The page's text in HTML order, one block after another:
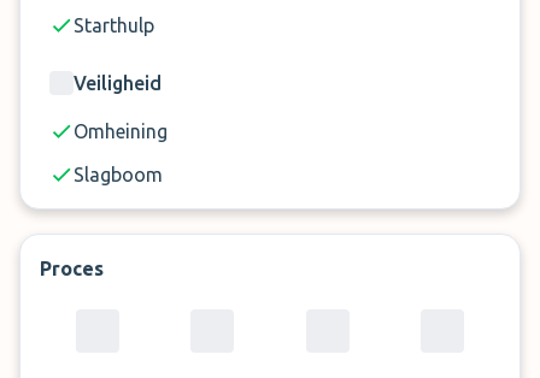
Starthulp
Veiligheid
Omheining
Slagboom
Proces